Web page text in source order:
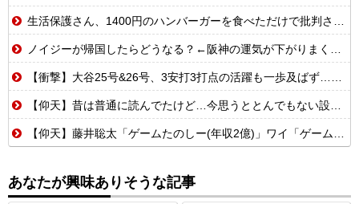
生活保護さん、1400円のハンバーガーを食べただけで批判される
ノイジーが帰国したらどうなる？←阪神の運気が下がりまくるやろな
【衝撃】大谷25号&26号、3安打3打点の活躍も一歩及ばず…それでも希望を見出すLADファン反応集 MLB2026シーズン 8.
【仰天】昔は普通に読んでたけど…今思うととんでもない設定の少女漫画
【仰天】藤井聡太「ゲームたのしー(年収2億)」ワイ「ゲームたのしー(年収200万)」
あなたが興味ありそうな記事